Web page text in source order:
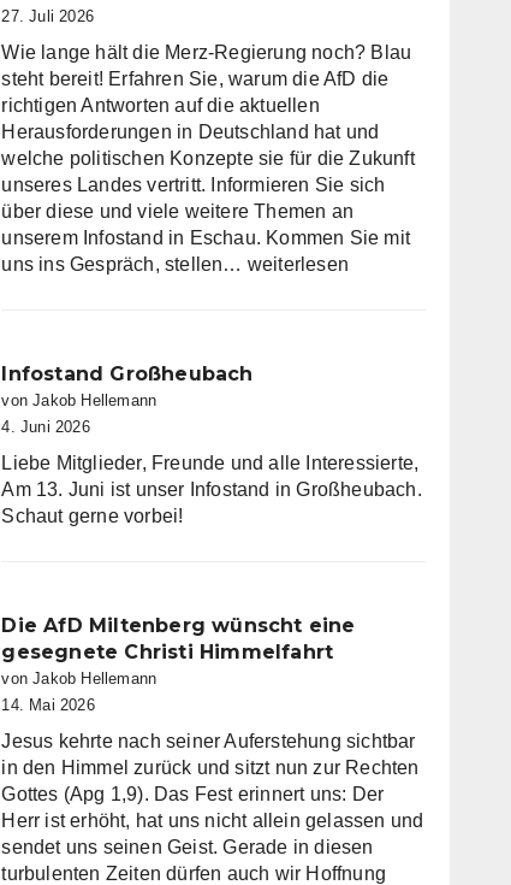
27. Juli 2026
Wie lange hält die Merz-Regierung noch? Blau
steht bereit! Erfahren Sie, warum die AfD die
richtigen Antworten auf die aktuellen
Herausforderungen in Deutschland hat und
welche politischen Konzepte sie für die Zukunft
unseres Landes vertritt. Informieren Sie sich
über diese und viele weitere Themen an
unserem Infostand in Eschau. Kommen Sie mit
uns ins Gespräch, stellen… Infostand
weiterlesen
Infostand Großheubach
von Jakob Hellemann
4. Juni 2026
Liebe Mitglieder, Freunde und alle Interessierte,
Am 13. Juni ist unser Infostand in Großheubach.
Schaut gerne vorbei!
Die AfD Miltenberg wünscht eine
gesegnete Christi Himmelfahrt
von Jakob Hellemann
14. Mai 2026
Jesus kehrte nach seiner Auferstehung sichtbar
in den Himmel zurück und sitzt nun zur Rechten
Gottes (Apg 1,9). Das Fest erinnert uns: Der
Herr ist erhöht, hat uns nicht allein gelassen und
sendet uns seinen Geist. Gerade in diesen
turbulenten Zeiten dürfen auch wir Hoffnung